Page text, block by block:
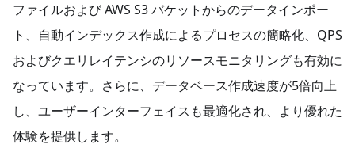
ファイルおよび AWS S3 バケットからのデータインポー
ト、自動インデックス作成によるプロセスの簡略化、QPS
およびクエリレイテンシのリソースモニタリングも有効に
なっています。さらに、データベース作成速度が5倍向上
し、ユーザーインターフェイスも最適化され、より優れた
体験を提供します。